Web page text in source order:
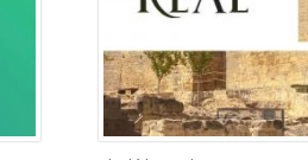
gimnasio, con una piscina
cual resulta ideal para un
nadar y desconectar al […]